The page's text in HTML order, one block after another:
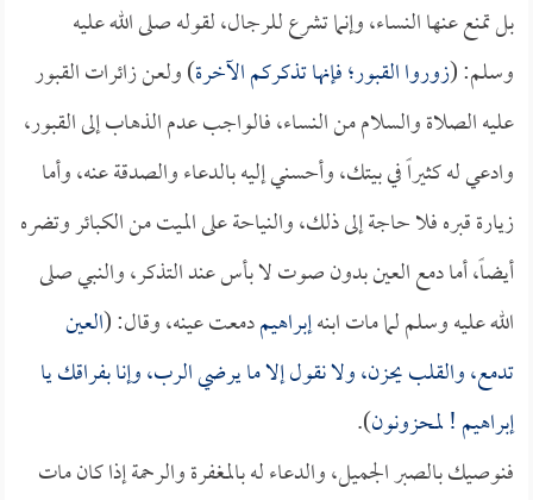
بل تمنع عنها النساء، وإنما تشرع للرجال، لقوله صلى الله عليه
وسلم: (زوروا القبور؛ فإنها تذكركم الآخرة) ولعن زائرات القبور
عليه الصلاة والسلام من النساء، فالواجب عدم الذهاب إلى القبور،
وادعي له كثيراً في بيتك، وأحسني إليه بالدعاء والصدقة عنه، وأما
زيارة قبره فلا حاجة إلى ذلك، والنياحة على الميت من الكبائر وتضره
أيضاً، أما دمع العين بدون صوت لا بأس عند التذكر، والنبي صلى
الله عليه وسلم لما مات ابنهإبراهيمدمعت عينه، وقال: (العين
تدمع، والقلب يحزن، ولا نقول إلا ما يرضي الرب، وإنا بفراقك يا
إبراهيم! لمحزونون).
فنوصيك بالصبر الجميل، والدعاء له بالمغفرة والرحمة إذا كان مات